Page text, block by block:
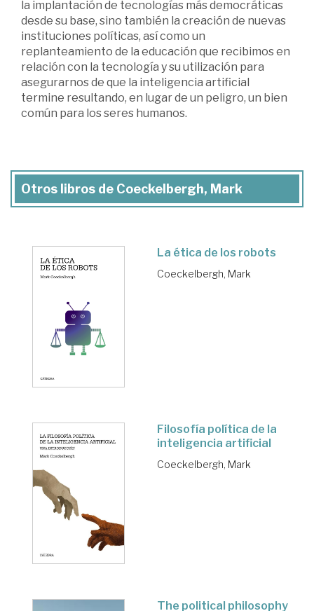
la implantación de tecnologías más democráticas
desde su base, sino también la creación de nuevas
instituciones políticas, así como un
replanteamiento de la educación que recibimos en
relación con la tecnología y su utilización para
asegurarnos de que la inteligencia artificial
termine resultando, en lugar de un peligro, un bien
común para los seres humanos.
Otros libros de Coeckelbergh, Mark
La ética de los robots
Coeckelbergh, Mark
Filosofía política de la
inteligencia artificial
Coeckelbergh, Mark
The political philosophy